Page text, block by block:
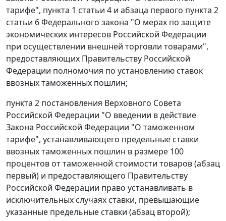
тарифе", пункта 1 статьи 4 и абзаца первого пункта 2
статьи 6Федерального закона "О мерах по защите
экономических интересов Российской Федерации
при осуществлении внешней торговли товарами",
предоставляющих Правительству Российской
Федерации полномочия по установлению ставок
ввозных таможенных пошлин;
пункта 2 постановления Верховного Совета
Российской Федерации "О введении в действие
Закона Российской Федерации "О таможенном
тарифе", устанавливающего предельные ставки
ввозных таможенных пошлин в размере 100
процентов от таможенной стоимости товаров (абзац
первый) и предоставляющего Правительству
Российской Федерации право устанавливать в
исключительных случаях ставки, превышающие
указанные предельные ставки (абзац второй);